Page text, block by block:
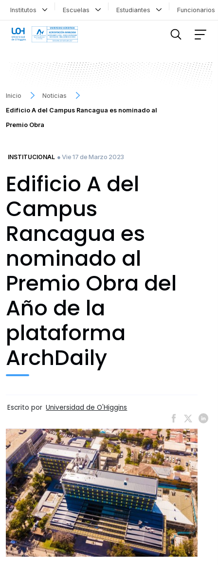
Institutos Escuelas Estudiantes
Inicio
Noticias
Edificio A del Campus Rancagua es nominado al
Premio Obra
INSTITUCIONAL ● Vie 17 de Marzo 2023
Edificio A del
Campus
Rancagua es
nominado al
Premio Obra del
Año de la
plataforma
ArchDaily
Escrito por Universidad de O'Higgins